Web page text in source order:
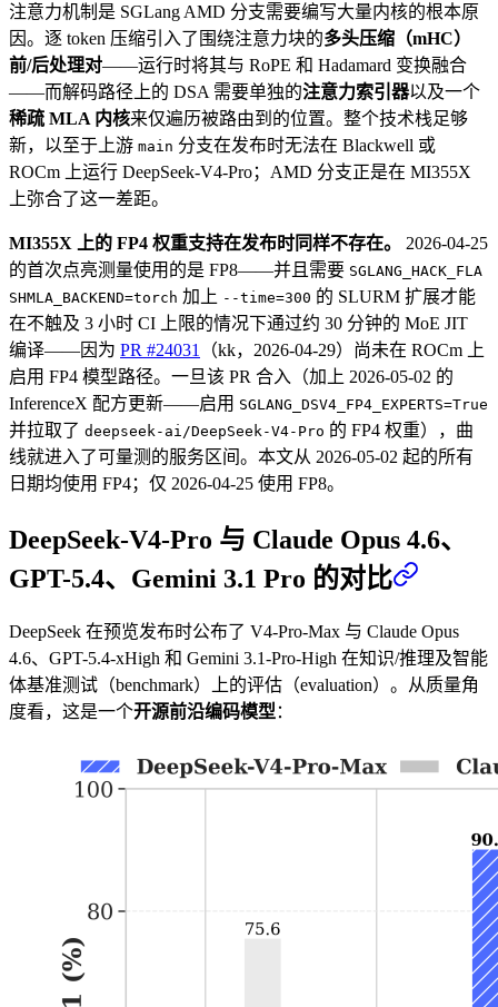
注意力机制是 SGLang AMD 分支需要编写大量内核的根本原
因。逐 token 压缩引入了围绕注意力块的多头压缩（mHC）
前/后处理对——运行时将其与 RoPE 和 Hadamard 变换融合
——而解码路径上的 DSA 需要单独的注意力索引器以及一个
稀疏 MLA 内核来仅遍历被路由到的位置。整个技术栈足够
新，以至于上游 main 分支在发布时无法在 Blackwell 或
ROCm 上运行 DeepSeek-V4-Pro；AMD 分支正是在 MI355X
上弥合了这一差距。
MI355X 上的 FP4 权重支持在发布时同样不存在。
2026-04-25
的首次点亮测量使用的是 FP8——并且需要 SGLANG_HACK_FLA
SHMLA_BACKEND=torch 加上 --time=300 的 SLURM 扩展才能
在不触及 3 小时 CI 上限的情况下通过约 30 分钟的 MoE JIT
编译——因为 PR #24031
（kk，2026-04-29）尚未在 ROCm 上
启用 FP4 模型路径。一旦该 PR 合入（加上 2026-05-02 的
InferenceX 配方更新——启用 SGLANG_DSV4_FP4_EXPERTS=True
并拉取了 deepseek-ai/DeepSeek-V4-Pro 的 FP4 权重），曲
线就进入了可量测的服务区间。本文从 2026-05-02 起的所有
日期均使用 FP4；仅 2026-04-25 使用 FP8。
DeepSeek-V4-Pro 与 Claude Opus 4.6、
GPT-5.4、Gemini 3.1 Pro 的对比
DeepSeek 在预览发布时公布了 V4-Pro-Max 与 Claude Opus
4.6、GPT-5.4-xHigh 和 Gemini 3.1-Pro-High 在知识/推理及智能
体基准测试（benchmark）上的评估（evaluation）。从质量角
度看，这是一个开源前沿编码模型：